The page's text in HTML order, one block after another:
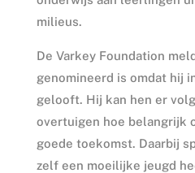
milieus.
De Varkey Foundation
genomineerd is omdat hij
gelooft. Hij kan hen er
overtuigen hoe belangrijk
goede toekomst. Daarbij
zelf een moeilijke jeugd